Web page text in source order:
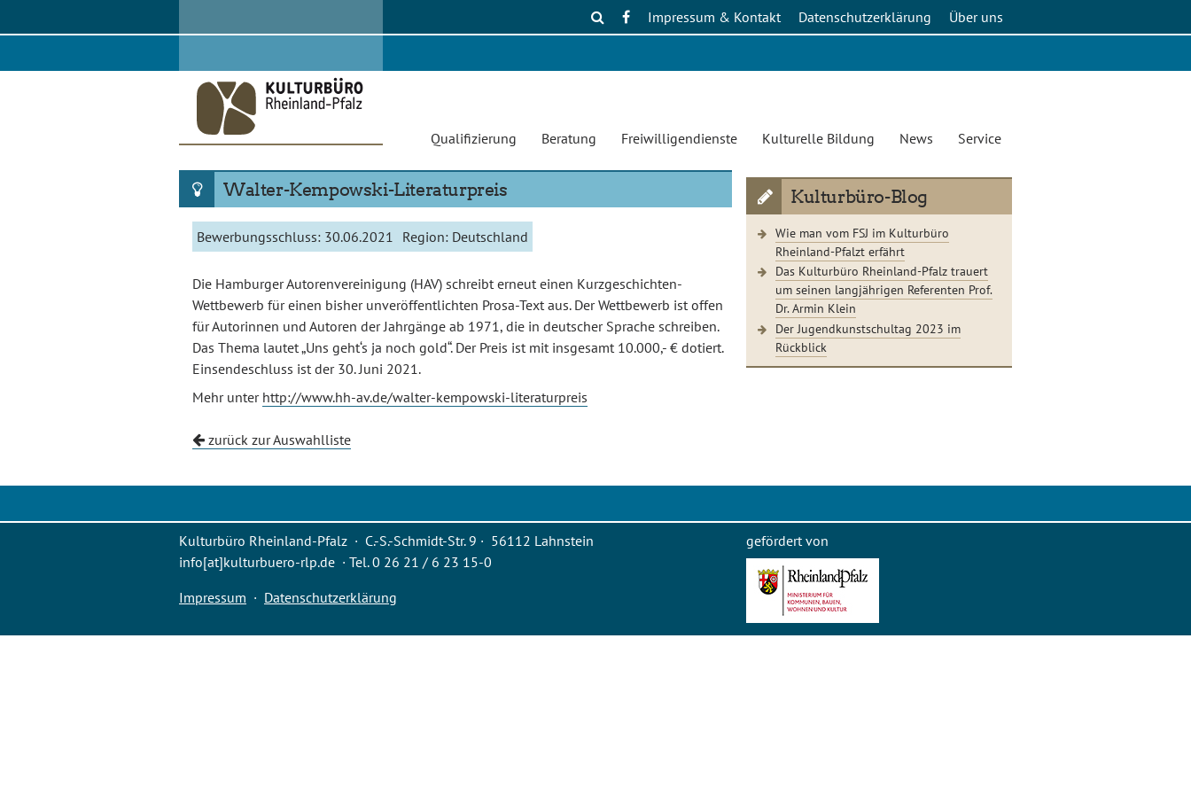
content
Über uns
Datenschutzerklärung
Impressum & Kontakt
Qualifizierung Beratung Freiwilligendienste Kulturelle Bildung News Service
Walter-Kempowski-Literaturpreis
Bewerbungsschluss: 30.06.2021 Region: Deutschland
Die Hamburger Autorenvereinigung (HAV) schreibt erneut einen Kurzgeschichten-
Wettbewerb für einen bisher unveröffentlichten Prosa-Text aus. Der Wettbewerb ist offen
für Autorinnen und Autoren der Jahrgänge ab 1971, die in deutscher Sprache schreiben.
Das Thema lautet „Uns geht‘s ja noch gold“. Der Preis ist mit insgesamt 10.000,- € dotiert.
Einsendeschluss ist der 30. Juni 2021.
Mehr unter http://www.hh-av.de/walter-kempowski-literaturpreis
zurück zur Auswahlliste
Kulturbüro-Blog
Wie man vom FSJ im Kulturbüro
Rheinland-Pfalzt erfährt
Das Kulturbüro Rheinland-Pfalz trauert
um seinen langjährigen Referenten Prof.
Dr. Armin Klein
Der Jugendkunstschultag 2023 im
Rückblick
Kulturbüro Rheinland-Pfalz · C.-S.-Schmidt-Str. 9 · 56112 Lahnstein
info[at]kulturbuero-rlp.de · Tel. 0 26 21 / 6 23 15-0
Impressum · Datenschutzerklärung
gefördert von